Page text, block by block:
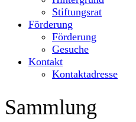
Stiftungsrat
Förderung
Förderung
Gesuche
Kontakt
Kontaktadresse
Sammlung